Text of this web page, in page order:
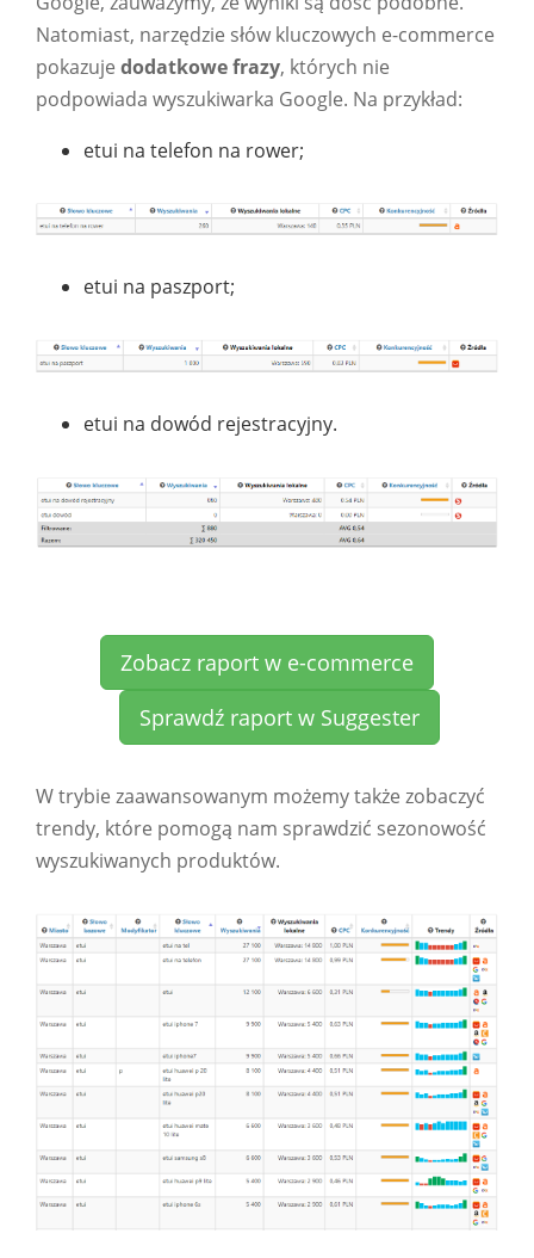
Natomiast, narzędzie słów kluczowych e-commerce
pokazuje dodatkowe frazy, których nie
podpowiada wyszukiwarka Google. Na przykład:
etui na telefon na rower;
etui na paszport;
etui na dowód rejestracyjny.
Zobacz raport w e-commerce
Sprawdź raport w Suggester
W trybie zaawansowanym możemy także zobaczyć
trendy, które pomogą nam sprawdzić sezonowość
wyszukiwanych produktów.